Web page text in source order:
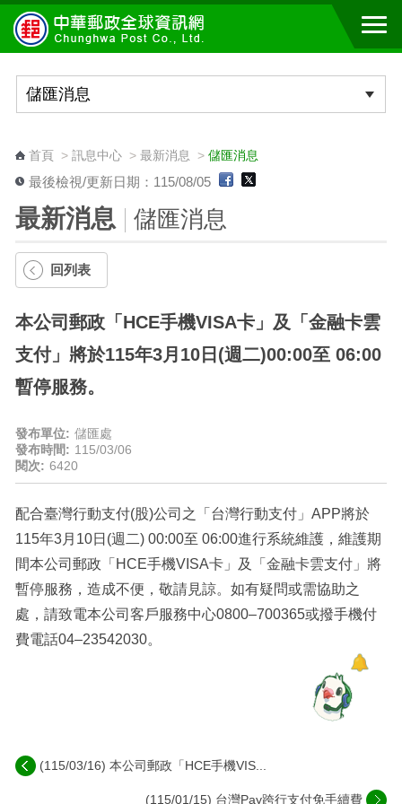
跳到主要內容區塊
首頁> 訊息中心> 最新消息 > 儲匯消息
最後檢視/更新日期：115/08/05
最新消息 儲匯消息
回列表
本公司郵政「HCE手機VISA卡」及「金融卡雲
支付」將於115年3月10日(週二)00:00至 06:00
暫停服務。
發布單位: 儲匯處
發布時間: 115/03/06
閱次: 6420
配合臺灣行動支付(股)公司之「台灣行動支付」APP將於
115年3月10日(週二) 00:00至 06:00進行系統維護，維護期
間本公司郵政「HCE手機VISA卡」及「金融卡雲支付」將
暫停服務，造成不便，敬請見諒。如有疑問或需協助之
處，請致電本公司客戶服務中心0800–700365或撥手機付
費電話04–23542030。
(115/03/16) 本公司郵政「HCE手機VIS...
(115/01/15) 台灣Pay跨行支付免手續費